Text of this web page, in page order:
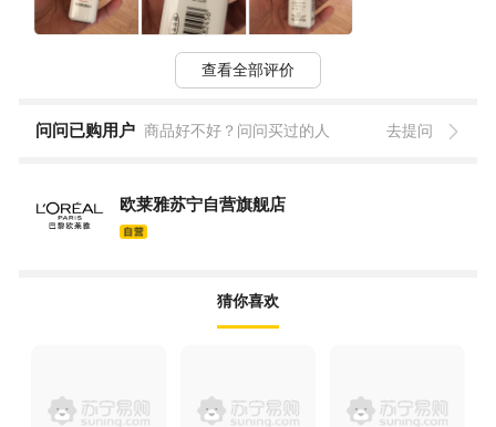
查看全部评价
问问已购用户 商品好不好？问问买过的人 去提问
欧莱雅苏宁自营旗舰店
猜你喜欢